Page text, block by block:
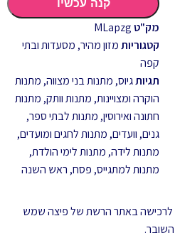
קנה עכשיו
מק"טMLapzg
קטגוריותמזון מהיר, מסעדות ובתי
קפה
תגיותגיוס, מתנות בני מצווה, מתנות
הוקרה ומצויינות, מתנות וותק, מתנות
חתונה ואירוסין, מתנות לבתי ספר,
גנים, וועדים, מתנות לחגים ומועדים,
מתנות לידה, מתנות לימי הולדת,
מתנות למתגייס, פסח, ראש השנה
לרכישה באתר הרשת של פיצה שמש